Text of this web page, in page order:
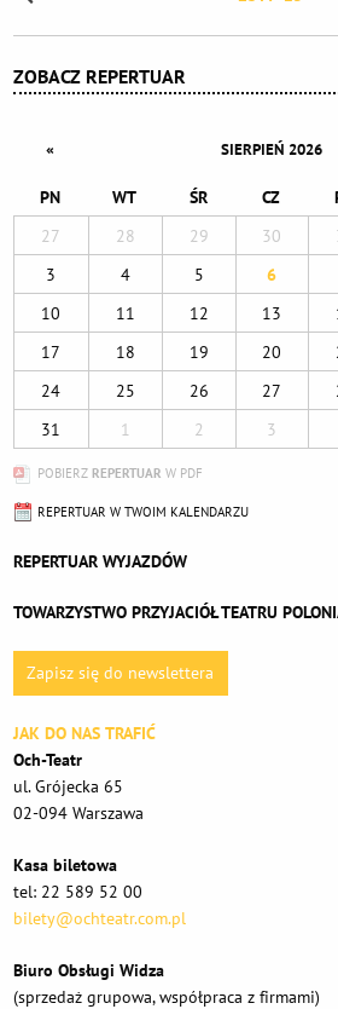
ZOBACZ REPERTUAR
« SIERPIEŃ 2026
PN WT ŚR CZ
27
28 29 30
3
4 5 6
10
11 12 13
17
18 19 20
24
25 26 27
31
1 2 3
POBIERZ REPERTUAR W PDF
REPERTUAR W TWOIM KALENDARZU
REPERTUAR WYJAZDÓW
TOWARZYSTWO PRZYJACIÓŁ TEATRU
Zapisz się do newslettera
JAK DO NAS TRAFIĆ
Och-Teatr
ul. Grójecka 65
02-094 Warszawa
Kasa biletowa
tel: 22 589 52 00
bilety@ochteatr.com.pl
Biuro Obsługi Widza
(sprzedaż grupowa, współpraca z firmami)